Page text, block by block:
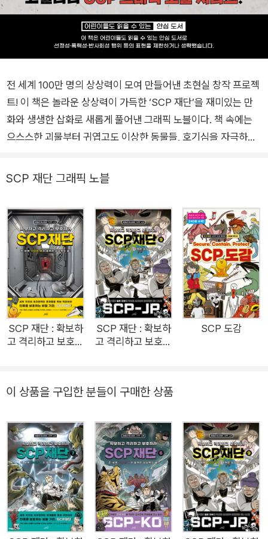
전 세계 100만 명의 상상력이 모여 만들어낸 초현실 창작 프로젝
트! 이 책은 놀라운 상상력이 가득한 ‘SCP 재단’을 재미있는 만
화와 생생한 삽화로 새롭게 풀어낸 그래픽 노블이다. 책 속에는
으스스한 괴물부터 귀엽고도 이상한 동물들, 호기심을 자극하는
한다. ‘SCP 재단’은 2008년 미국에서 처음 시작된 창작물 프로
하는 일은 영화 <맨 인 블랙>의 단체 ‘MIB’와 비슷하다. 바로 <
해리포터>에 나올 법한 각종 초현실적인 괴물이나 신기한 물건
들을 관리하는 것이다. 이 단체가 만든 보고서라는 컨셉의 ‘SCP
재단 위키’는 현재 전 세계 누구나 참여할 수 있어, 그곳에서는 지
금 이 순간에도 독창적이고 놀라운 이야기를 끊임없이 생산되고
있다. <확보하고 격리하고 보호하라 SCP 재단> 시리즈는 이렇
게 만들어진 ‘SCP 재단’의 항목 중 좋은 평가를 받은 항목을 선
별해 만들었다. 그중에는 구미호처럼 익숙하고 친근한 존재가 있
는가 하면, 어디서도 볼 수 없었던 새로운 존재들도 있다. 항목을
해 기존의 난해한 내용을 누구나 쉽게 이해하고 즐길 수 있도록
SCP 재단 그래픽 노블
SCP 재단 : 확보하
고 격리하고 보호하
SCP 재단 : 확보하
고 격리하고 보호하
SCP 도감
이 상품을 구입한 분들이 구매한 상품